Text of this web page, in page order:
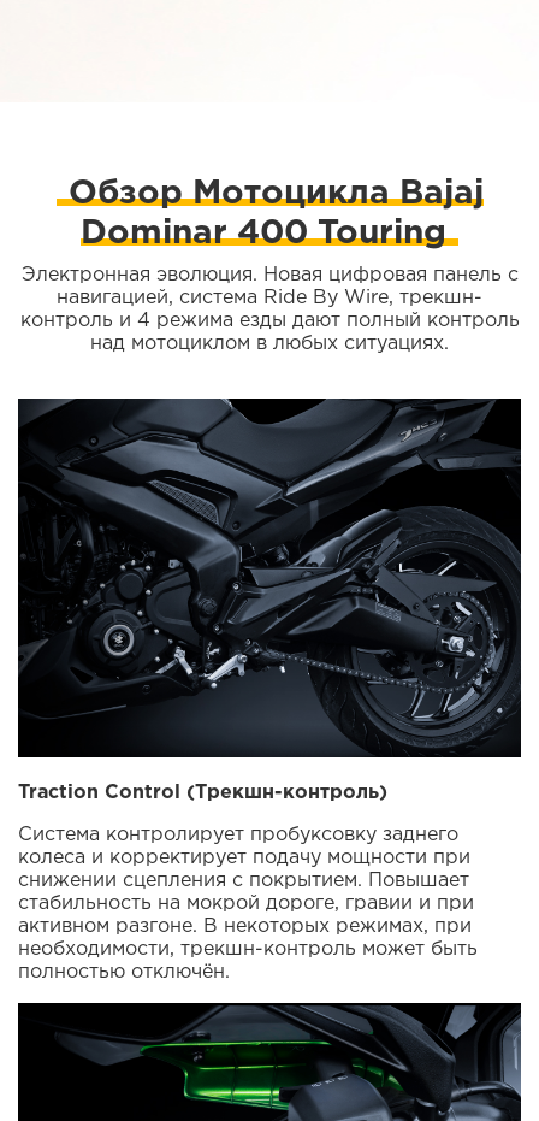
Обзор Мотоцикла Bajaj
Dominar 400 Touring
Электронная эволюция. Новая цифровая панель с
навигацией, система Ride By Wire, трекшн-
контроль и 4 режима езды дают полный контроль
над мотоциклом в любых ситуациях.
Traction Control (Трекшн-контроль)
Система контролирует пробуксовку заднего
колеса и корректирует подачу мощности при
снижении сцепления с покрытием. Повышает
стабильность на мокрой дороге, гравии и при
активном разгоне. В некоторых режимах, при
необходимости, трекшн-контроль может быть
полностью отключён.